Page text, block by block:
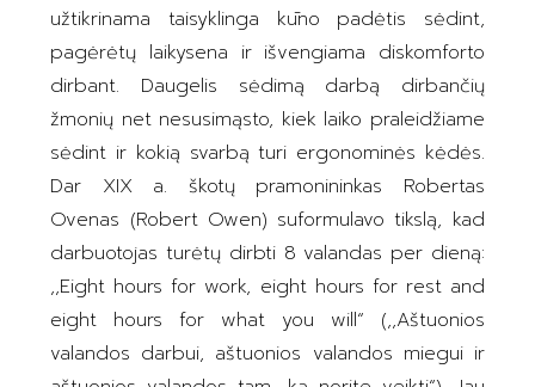
užtikrinama taisyklinga kūno padėtis sėdint,
pagėrėtų laikysena ir išvengiama diskomforto
dirbant. Daugelis sėdimą darbą dirbančių
žmonių net nesusimąsto, kiek laiko praleidžiame
sėdint ir kokią svarbą turi ergonominės kėdės.
Dar XIX a. škotų pramonininkas Robertas
Ovenas (Robert Owen) suformulavo tikslą, kad
darbuotojas turėtų dirbti 8 valandas per dieną:
,,Eight hours for work, eight hours for rest and
eight hours for what you will“ (,,Aštuonios
valandos darbui, aštuonios valandos miegui ir